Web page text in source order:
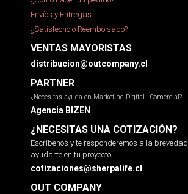
Envíos y Entregas
¿Satisfecho o Reembolsado?
VENTAS MAYORISTAS
distribucion@outcompany.cl
PARTNER
¿Necesitas ayuda en Marketing Digital - Comercial?
Agencia BIZEN
¿NECESITAS UNA COTIZACIÓN?
Escríbenos y te responderemos a la
ayudarte en tu proyecto.
cotizaciones@sherpalife.cl
OUT COMPANY